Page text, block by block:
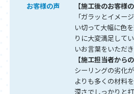
お客様の声
【施工後のお客様の
「ガラッとイメー
い切って大幅に色
りに大変満足して
いお言葉をいただき
【施工担当者からの
シーリングの劣化
よりも多くの材料
深さでしっかりと